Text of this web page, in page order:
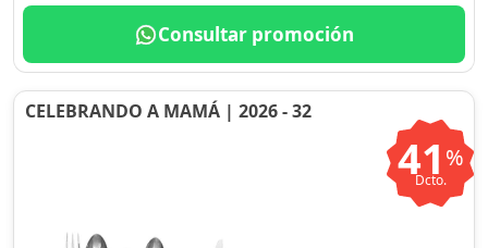
Consultar promoción
CELEBRANDO A MAMÁ | 2026 - 32
41 %
Dcto.